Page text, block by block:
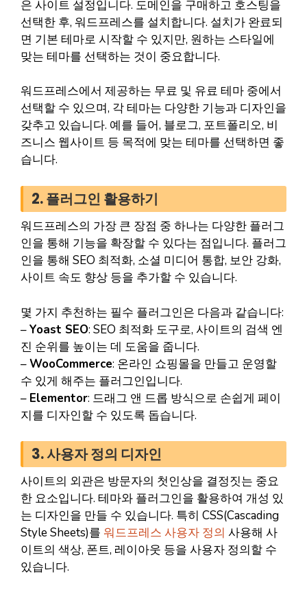
은 사이트 설정입니다. 도메인을 구매하고 호스팅을
선택한 후, 워드프레스를 설치합니다. 설치가 완료되
면 기본 테마로 시작할 수 있지만, 원하는 스타일에
맞는 테마를 선택하는 것이 중요합니다.
워드프레스에서 제공하는 무료 및 유료 테마 중에서
선택할 수 있으며, 각 테마는 다양한 기능과 디자인을
갖추고 있습니다. 예를 들어, 블로그, 포트폴리오, 비
즈니스 웹사이트 등 목적에 맞는 테마를 선택하면 좋
습니다.
2. 플러그인 활용하기
워드프레스의 가장 큰 장점 중 하나는 다양한 플러그
인을 통해 기능을 확장할 수 있다는 점입니다. 플러그
인을 통해 SEO 최적화, 소셜 미디어 통합, 보안 강화,
사이트 속도 향상 등을 추가할 수 있습니다.
몇 가지 추천하는 필수 플러그인은 다음과 같습니다:
–Yoast SEO: SEO 최적화 도구로, 사이트의 검색 엔
진 순위를 높이는 데 도움을 줍니다.
–WooCommerce: 온라인 쇼핑몰을 만들고 운영할
수 있게 해주는 플러그인입니다.
– Elementor: 드래그 앤 드롭 방식으로 손쉽게 페이
지를 디자인할 수 있도록 돕습니다.
3. 사용자 정의 디자인
사이트의 외관은 방문자의 첫인상을 결정짓는 중요
한 요소입니다. 테마와 플러그인을 활용하여 개성 있
는 디자인을 만들 수 있습니다. 특히 CSS(Cascading
Style Sheets)를 워드프레스 사용자 정의 사용해 사
이트의 색상, 폰트, 레이아웃 등을 사용자 정의할 수
있습니다.